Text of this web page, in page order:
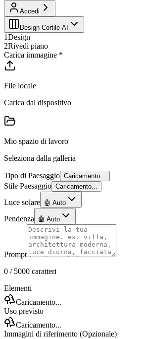
Accedi
Design Cortile AI
1Design
2Rivedi piano
Carica immagine *
File locale
Carica dal dispositivo
Mio spazio di lavoro
Seleziona dalla galleria
Tipo di Paesaggio Caricamento...
Stile Paesaggio Caricamento...
Luce solare 🤖 Auto
Pendenza 🤖 Auto
Prompt
0 / 5000 caratteri
Elementi
Caricamento...
Uso previsto
Caricamento...
Immagini di riferimento (Opzionale)